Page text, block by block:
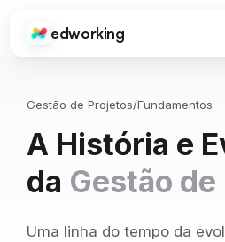
Edworking
edworking
Gestão de Projetos/Fundamentos
A História e
da Gestão
Uma linha do tempo da